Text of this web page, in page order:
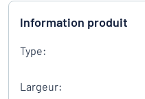
Information produit
Type:
Largeur: